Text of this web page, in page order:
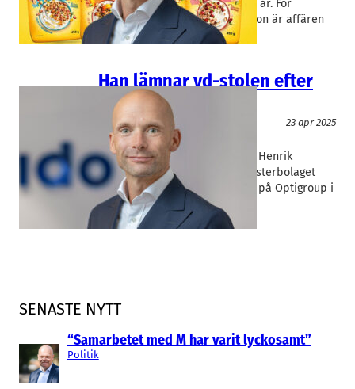
SENASTE NYTT
“Samarbetet med M har varit lyckosamt”
Politik
Risenta svenskt igen efter elva år. För
Midsonas vd Henrik Hjalmarsson är affären
en…
Han lämnar vd-stolen efter
bara ett år
Livsmedel/Functional Food
23 apr 2025
Midsona
Henrik Hjalmarsson
I början av förra året lämnade Henrik
Hjalmarsson vd-posten på fönsterbolaget
Inwido i Malmö för samma roll på Optigroup i
Mölndal. Nu lämnar han även…